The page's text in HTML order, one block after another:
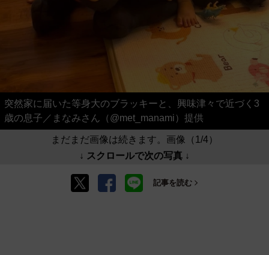
突然家に届いた等身大のブラッキーと、興味津々で近づく3
歳の息子／まなみさん（@met_manami）提供
まだまだ画像は続きます。画像（1/4）
↓ スクロールで次の写真 ↓
記事を読む